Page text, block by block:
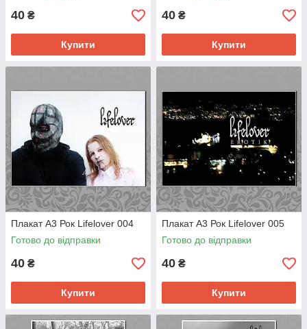
40 ₴
Купити
40 ₴
Купити
Плакат А3 Рок Lifelover 004
Готово до відправки
40 ₴
Купити
Плакат А3 Рок Lifelover 005
Готово до відправки
40 ₴
Купити